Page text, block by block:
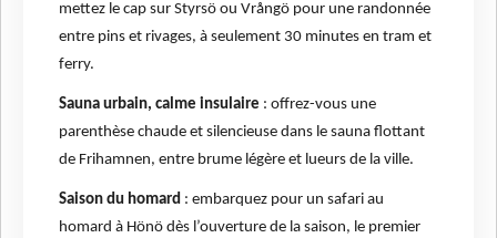
mettez le cap sur Styrsö ou Vrångö pour une randonnée
entre pins et rivages, à seulement 30 minutes en tram et
ferry.
Sauna urbain, calme insulaire : offrez-vous une
parenthèse chaude et silencieuse dans le sauna flottant
de Frihamnen, entre brume légère et lueurs de la ville.
Saison du homard : embarquez pour un safari au
homard à Hönö dès l’ouverture de la saison, le premier